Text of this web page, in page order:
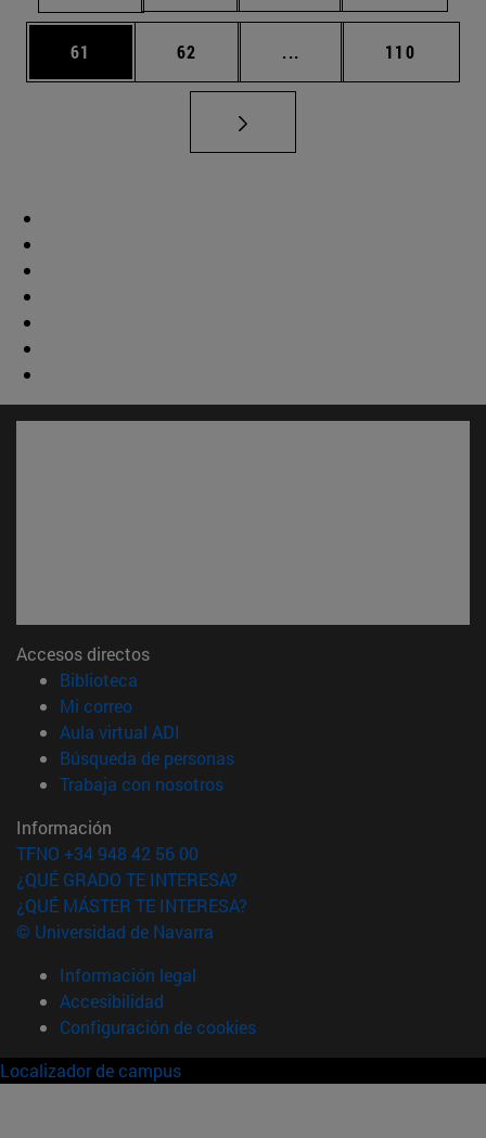
Página
61 Página
62 ... Páginas intermedias
Página
110
Accesos directos
Biblioteca
Mi correo(abre en nueva ventana)
Aula virtual ADI
Búsqueda de personas(abre en nueva ventana)
Trabaja con nosotros(abre en nueva ventana)
Información
TFNO +34 948 42 56 00
¿QUÉ GRADO TE INTERESA?
¿QUÉ MÁSTER TE INTERESA?
© Universidad de Navarra
Información legal
Accesibilidad
Configuración de cookies
Localizador de campus